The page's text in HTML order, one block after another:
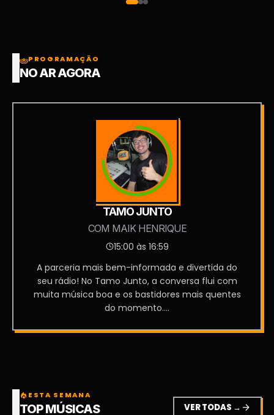
PROGRAMAÇÃO
NO AR AGORA
TAMO JUNTO
COM MAIK HENRIQUE
15:00 às 16:59
A parceria mais bem-informada e divertida do
seu rádio! No Tamo Junto, a conversa flui com
muita música boa e os bastidores mais quentes
do momento....
local_fire_department ESTA SEMANA
TOP MÚSICAS VER TODAS → arrow_forward